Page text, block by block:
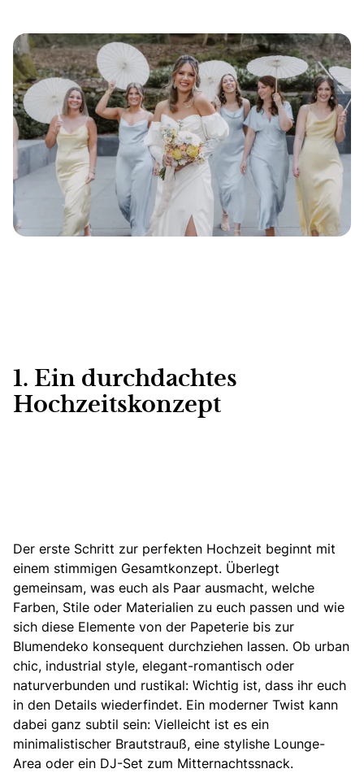
1. Ein durchdachtes
Hochzeitskonzept
Der erste Schritt zur perfekten Hochzeit beginnt mit
einem stimmigen Gesamtkonzept. Überlegt
gemeinsam, was euch als Paar ausmacht, welche
Farben, Stile oder Materialien zu euch passen und wie
sich diese Elemente von der Papeterie bis zur
Blumendeko konsequent durchziehen lassen. Ob urban
chic, industrial style, elegant-romantisch oder
naturverbunden und rustikal: Wichtig ist, dass ihr euch
in den Details wiederfindet. Ein moderner Twist kann
dabei ganz subtil sein: Vielleicht ist es ein
minimalistischer Brautstrauß, eine stylishe Lounge-
Area oder ein DJ-Set zum Mitternachtssnack.